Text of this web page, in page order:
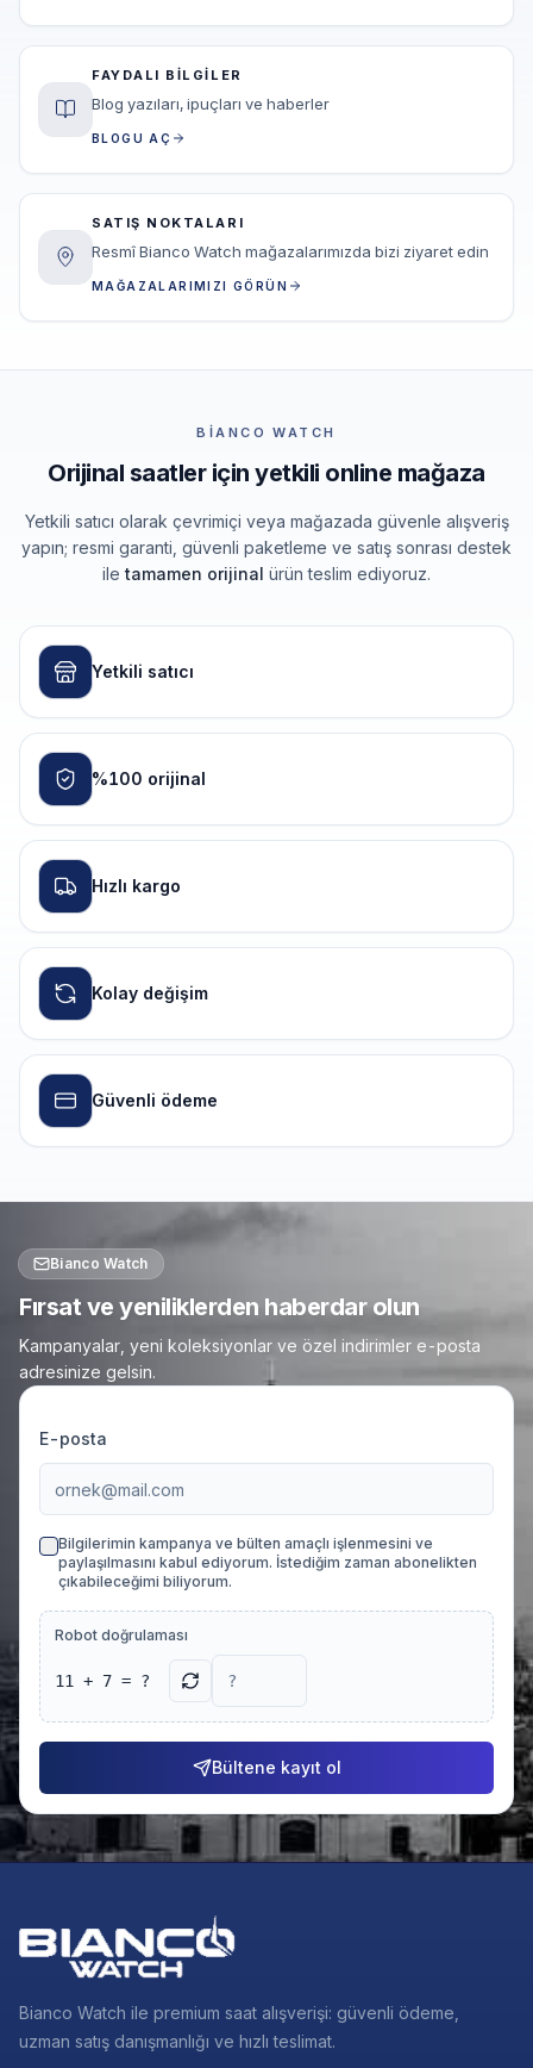
FAYDALI BILGILER
Blog yazıları, ipuçları ve haberler
BLOGU AÇ
SATIŞ NOKTALARI
Resmî Bianco Watch mağazalarımızda bizi ziyaret edin
MAĞAZALARIMIZI GÖRÜN
BIANCO WATCH
Orijinal saatler için yetkili online mağaza
Yetkili satıcı olarak çevrimiçi veya mağazada güvenle alışveriş
yapın; resmi garanti, güvenli paketleme ve satış sonrası destek
ile tamamen orijinal ürün teslim ediyoruz.
Yetkili satıcı
%100 orijinal
Hızlı kargo
Kolay değişim
Güvenli ödeme
Bianco Watch
Fırsat ve yeniliklerden haberdar olun
Kampanyalar, yeni koleksiyonlar ve özel indirimler e-posta
adresinize gelsin.
E-posta
Bilgilerimin kampanya ve bülten amaçlı işlenmesini ve
paylaşılmasını kabul ediyorum. İstediğim zaman abonelikten
çıkabileceğimi biliyorum.
Robot doğrulaması
11 + 7 = ?
Bültene kayıt ol
Bianco Watch ile premium saat alışverişi: güvenli ödeme,
uzman satış danışmanlığı ve hızlı teslimat.